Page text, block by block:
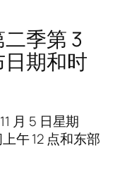
二季第 3
期和时
月 5 日星期
午 12 点和东部